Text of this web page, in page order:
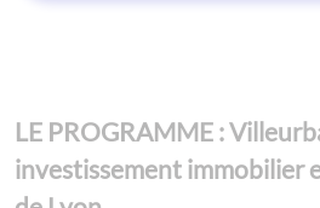
LE PROGRAMME :
investissement immobilier